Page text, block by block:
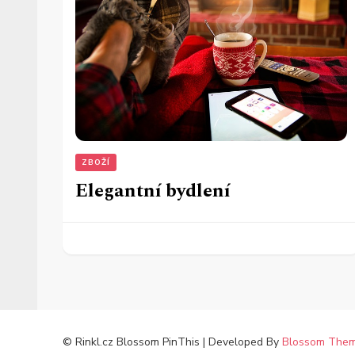
ZBOŽÍ
Elegantní bydlení
© Rinkl.cz Blossom PinThis | Developed By Blossom